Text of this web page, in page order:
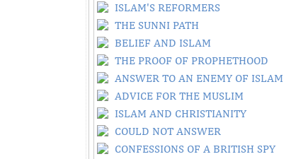
ISLAM'S REFORMERS
THE SUNNI PATH
BELIEF AND ISLAM
THE PROOF OF PROPHETHOOD
ANSWER TO AN ENEMY OF ISLAM
ADVICE FOR THE MUSLIM
ISLAM AND CHRISTIANITY
COULD NOT ANSWER
CONFESSIONS OF A BRITISH SPY